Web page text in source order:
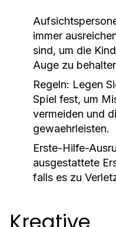
immer
sind, um die
Auge zu
Regeln: Legen
Spiel fest, um
vermeiden und
gewaehrleisten.
Erste-Hilfe-
ausgestattete
falls es zu